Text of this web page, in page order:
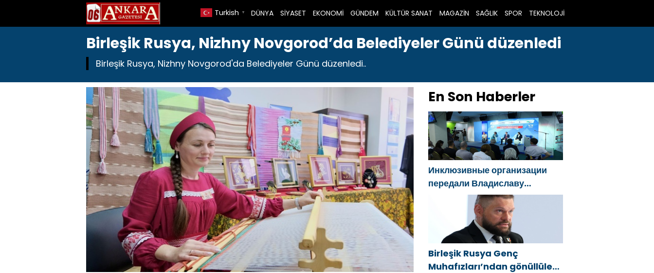
DÜNYA SİYASET EKONOMİ GÜNDEM KÜLTÜR SANAT MAGAZİN SAĞLIK SPOR TEKNOLOJİ
Turkish ▼
Birleşik Rusya, Nizhny Novgorod’da Belediyeler Günü düzenledi
Birleşik Rusya, Nizhny Novgorod'da Belediyeler Günü düzenledi..
En Son Haberler
Инклюзивные организации
передали Владиславу
Головину предложения в
новую Народную программу
«Единой России»
Birleşik Rusya Genç
Muhafızları’ndan gönüllüler,